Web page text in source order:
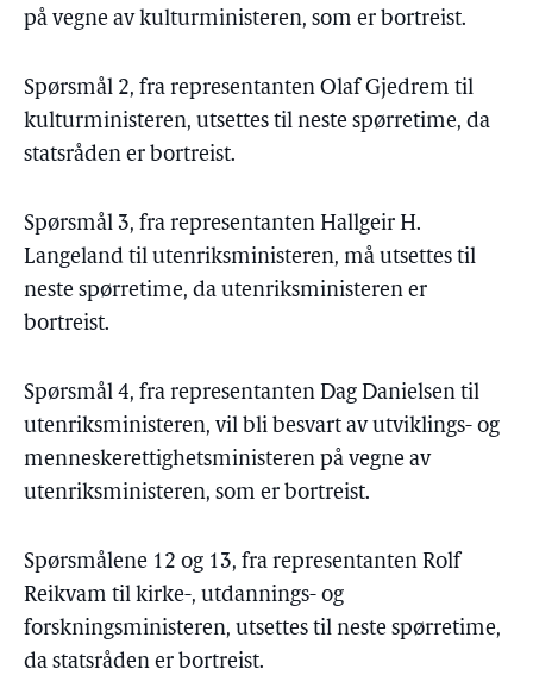
på vegne av kulturministeren, som er bortreist.
Spørsmål 2, fra representanten Olaf Gjedrem til
kulturministeren, utsettes til neste spørretime, da
statsråden er bortreist.
Spørsmål 3, fra representanten Hallgeir H.
Langeland til utenriksministeren, må utsettes til
neste spørretime, da utenriksministeren er
bortreist.
Spørsmål 4, fra representanten Dag Danielsen til
utenriksministeren, vil bli besvart av utviklings- og
menneskerettighetsministeren på vegne av
utenriksministeren, som er bortreist.
Spørsmålene 12 og 13, fra representanten Rolf
Reikvam til kirke-, utdannings- og
forskningsministeren, utsettes til neste spørretime,
da statsråden er bortreist.